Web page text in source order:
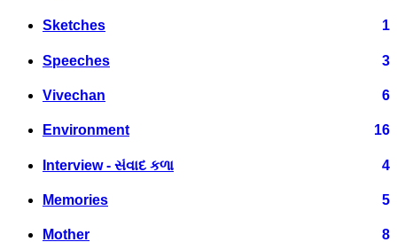
Sketches 1
Speeches 3
Vivechan 6
Environment 16
Interview - સંવાદ કળા 4
Memories 5
Mother 8